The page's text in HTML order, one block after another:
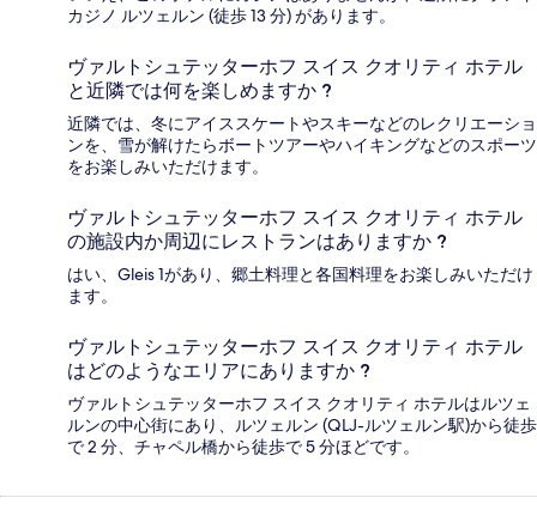
カジノ ルツェルン (徒歩 13 分) があります。
ヴァルトシュテッターホフ スイス クオリティ ホテル
と近隣では何を楽しめますか ?
近隣では、冬にアイススケートやスキーなどのレクリエーショ
ンを、雪が解けたらボートツアーやハイキングなどのスポーツ
をお楽しみいただけます。
ヴァルトシュテッターホフ スイス クオリティ ホテル
の施設内か周辺にレストランはありますか ?
はい、Gleis 1があり、郷土料理と各国料理をお楽しみいただけ
ます。
ヴァルトシュテッターホフ スイス クオリティ ホテル
はどのようなエリアにありますか ?
ヴァルトシュテッターホフ スイス クオリティ ホテルはルツェ
ルンの中心街にあり、ルツェルン (QLJ-ルツェルン駅)から徒歩
で 2 分、チャペル橋から徒歩で 5 分ほどです。